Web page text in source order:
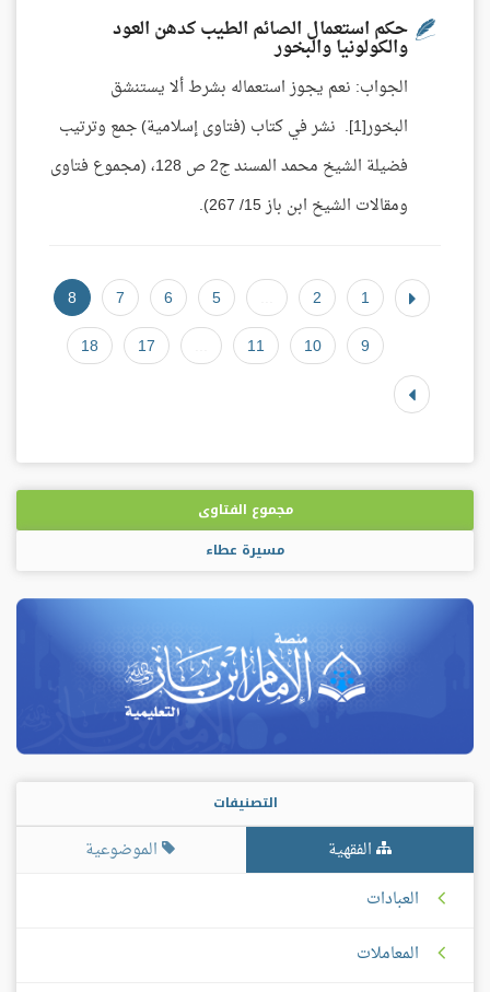
حكم استعمال الصائم الطيب كدهن العود
والكولونيا والبخور
الجواب: نعم يجوز استعماله بشرط ألا يستنشق
البخور[1]. نشر في كتاب (فتاوى إسلامية) جمع وترتيب
فضيلة الشيخ محمد المسند ج2 ص 128، (مجموع فتاوى
ومقالات الشيخ ابن باز 15/ 267).
1
2
5
6
7
8
9
10
11
17
18
مجموع الفتاوى
مسيرة عطاء
التصنيفات
الفقهية
الموضوعية
العبادات
المعاملات